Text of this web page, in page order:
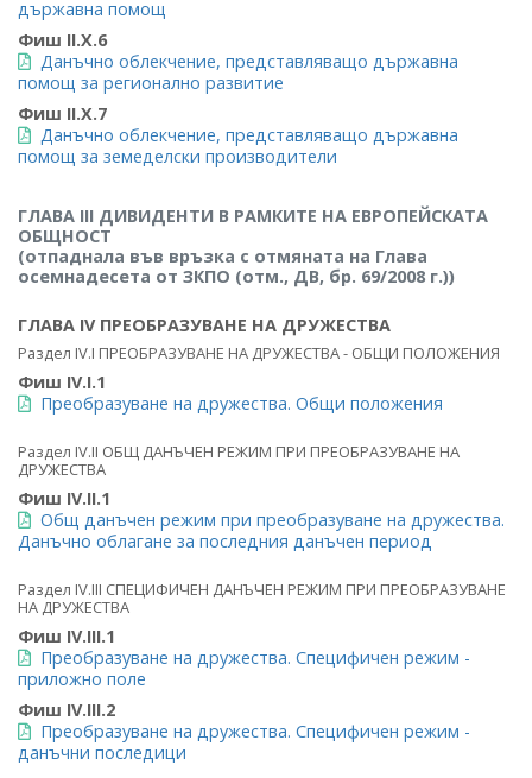
държавна помощ
Фиш II.X.6
Данъчно облекчение, представляващо държавна
помощ за регионално развитие
Фиш II.X.7
Данъчно облекчение, представляващо държавна
помощ за земеделски производители
ГЛАВА III ДИВИДЕНТИ В РАМКИТЕ НА ЕВРОПЕЙСКАТА
ОБЩНОСТ
(отпаднала във връзка с отмяната на Глава
осемнадесета от ЗКПО (отм., ДВ, бр. 69/2008 г.))
ГЛАВА IV ПРЕОБРАЗУВАНЕ НА ДРУЖЕСТВА
Раздел IV.I ПРЕОБРАЗУВАНЕ НА ДРУЖЕСТВА - ОБЩИ ПОЛОЖЕНИЯ
Фиш IV.I.1
Преобразуване на дружества. Общи положения
Раздел IV.IІ ОБЩ ДАНЪЧЕН РЕЖИМ ПРИ ПРЕОБРАЗУВАНЕ НА
ДРУЖЕСТВА
Фиш IV.IІ.1
Общ данъчен режим при преобразуване на дружества.
Данъчно облагане за последния данъчен период
Раздел IV.IIІ СПЕЦИФИЧЕН ДАНЪЧЕН РЕЖИМ ПРИ ПРЕОБРАЗУВАНЕ
НА ДРУЖЕСТВА
Фиш IV.IIІ.1
Преобразуване на дружества. Специфичен режим -
приложно поле
Фиш IV.IIІ.2
Преобразуване на дружества. Специфичен режим -
данъчни последици